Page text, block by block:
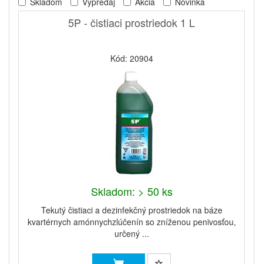
5P - čistiaci prostriedok 1 L
Kód: 20904
Skladom: > 50 ks
Tekutý čistiaci a dezinfekčný prostriedok na báze
kvartérnych amónnychzlúčenín so zníženou penivosťou,
určený ...